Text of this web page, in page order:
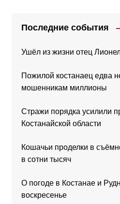
Последние события
Ушёл из жизни отец
Пожилой костанаец едва
мошенникам миллионы
Стражи порядка усилили
Костанайской области
Кошачьи проделки в
в сотни тысяч
О погоде в Костанае и
воскресенье